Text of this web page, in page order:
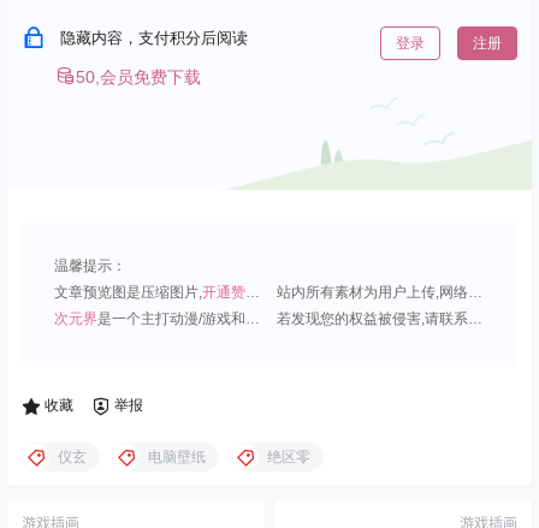
隐藏内容，支付积分后阅读
50,会员免费下载
登录 注册
温馨提示：
文章预览图是压缩图片,开通赞助会员 可免费下载超清原图;
站内所有素材为用户上传,网络分享或原创,请勿用于商业用途;
次元界是一个主打动漫/游戏和虚拟偶像角色的插画壁纸平台; 若发现您的权益被侵害,请联系QQ1815919191,我们尽快处理.
收藏 举报
仪玄 电脑壁纸 绝区零
游戏插画 游戏插画